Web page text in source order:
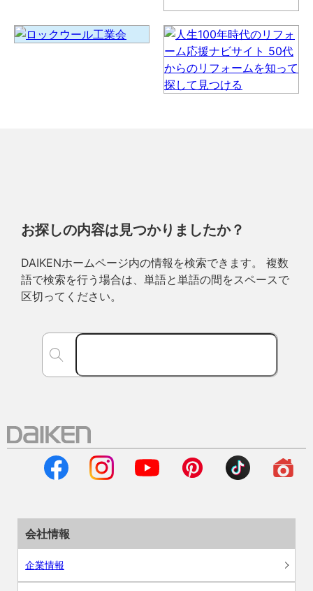
お探しの内容は見つかりましたか？
DAIKENホームページ内の情報を検索できます。 複数
語で検索を行う場合は、単語と単語の間をスペースで
区切ってください。
会社情報
企業情報